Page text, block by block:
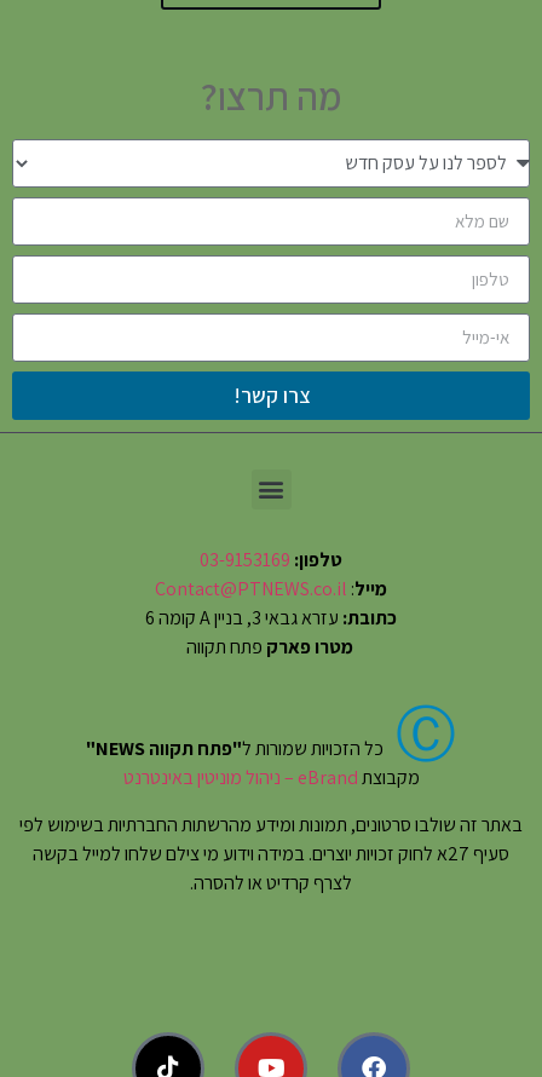
מה תרצו?
צרו קשר!
טלפון: 03-9153169
מייל:
Contact@PTNEWS.co.il
כתובת: עזרא גבאי 3, בניין A קומה 6
מטרו פארק פתח תקווה
Ⓒ כל הזכויות שמורות ל"פתח תקווה NEWS"
מקבוצתeBrand – ניהול מוניטין באינטרנט
באתר זה שולבו סרטונים, תמונות ומידע מהרשתות החברתיות בשימוש לפי
סעיף 27א לחוק זכויות יוצרים. במידה וידוע מי צילם שלחו למייל בקשה
לצרף קרדיט או להסרה.